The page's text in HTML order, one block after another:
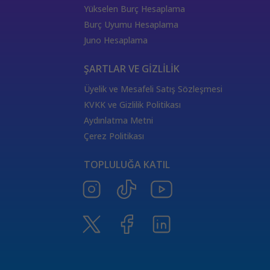
burçların elementleri
değişken
yükselen burçların özellikleri
Satürn Balık burcunda
ThetaHealing seansı
Tarot Destesi
Venüs burcu
Satürn burcu
Aşıklar Tarot Kartı
Güneş Tarot Sağlık Anlamı
Merkür Oğlak burcunda
Ay Tarot Sağlık Anlamı
Değnek Üçlüsü Anlamı
Denge kartı anlamı
Yükselen Burç Hesaplama
Burç Uyumu Hesaplama
Juno Hesaplama
ŞARTLAR VE GİZLİLİK
Üyelik ve Mesafeli Satış Sözleşmesi
KVKK ve Gizlilik Politikası
Aydınlatma Metni
Çerez Politikası
TOPLULUĞA KATIL